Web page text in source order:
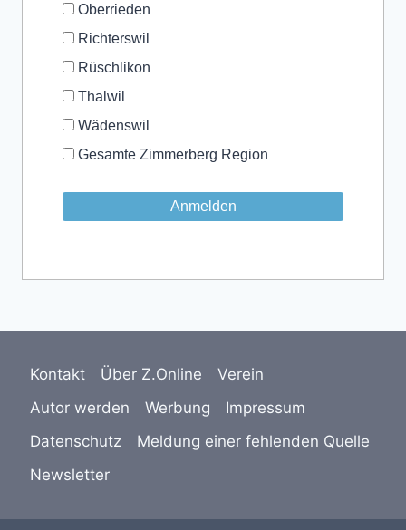
Oberrieden
Richterswil
Rüschlikon
Thalwil
Wädenswil
Gesamte Zimmerberg Region
Kontakt Über Z.Online
Verein
Autor werden
Werbung
Impressum
Datenschutz
Meldung einer fehlenden Quelle
Newsletter